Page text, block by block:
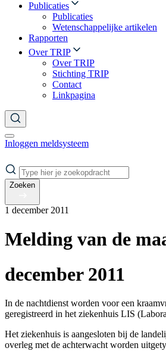
Publicaties
Publicaties
Wetenschappelijke artikelen
Rapporten
Over TRIP
Over TRIP
Stichting TRIP
Contact
Linkpagina
Inloggen meldsysteem
Zoeken
1 december 2011
Melding van de
december 2011
In de nachtdienst worden voor een
geregistreerd in het ziekenhuis LIS
Het ziekenhuis is aangesloten bij de
overleg met de achterwacht worden